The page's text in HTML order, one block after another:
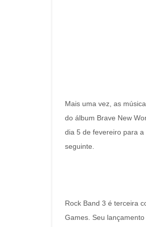
Mais uma vez, as
do álbum Brave New
dia 5 de fevereiro para
seguinte.
Rock Band 3 é terceira
Games. Seu